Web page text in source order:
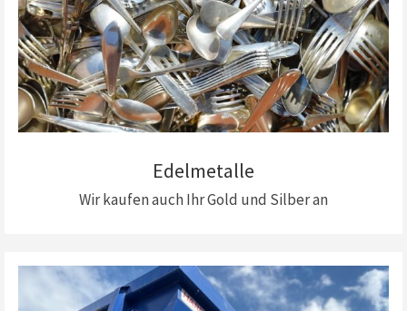
Edelmetalle
Wir kaufen auch Ihr Gold und Silber an